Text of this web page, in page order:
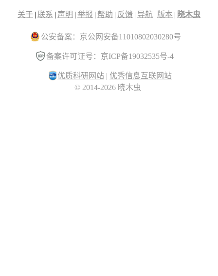
关于 | 联系 | 声明 | 举报 | 帮助 | 反馈 | 导航 | 版本 | 晓木虫
公安备案：京公网安备11010802030280号
备案许可证号：京ICP备19032535号-4
优质科研网站 | 优秀信息互联网站
© 2014-2026 晓木虫